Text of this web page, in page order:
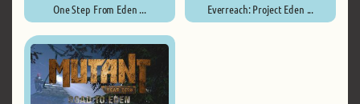
One Step From Eden ... Everreach: Project Eden ...